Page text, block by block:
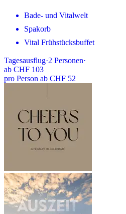
Bade- und Vitalwelt
Spakorb
Vital Frühstücksbuffet
Tagesausflug·2 Personen·
ab CHF 103
pro Person ab CHF 52